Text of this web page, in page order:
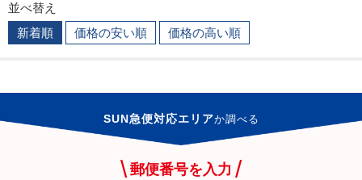
並べ替え
新着順
価格の安い順 価格の高い順
SUN急便対応エリアか調べる
郵便番号を入力